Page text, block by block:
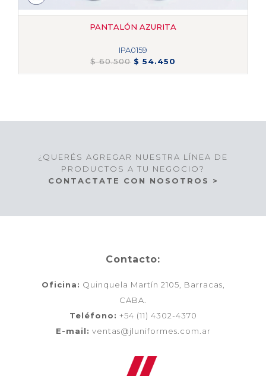
PANTALÓN AZURITA
IPA0159
$ 60.500 $ 54.450
¿QUERÉS AGREGAR NUESTRA LÍNEA DE
PRODUCTOS A TU NEGOCIO?
CONTACTATE CON NOSOTROS >
Contacto:
Oficina: Quinquela Martín 2105, Barracas,
CABA.
Teléfono: +54 (11) 4302-4370
E-mail: ventas@jluniformes.com.ar